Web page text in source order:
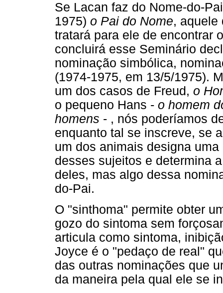
Se Lacan faz do Nome-do-
1975) o Pai do Nome, aquele
tratará para ele de encontrar
concluirá esse Seminário
nominação simbólica,
(1974-1975, em 13/5/1975).
um dos casos de Freud, o
o pequeno Hans - o homem
homens - , nós poderíamos
enquanto tal se inscreve, se
um dos animais designa
desses sujeitos e determina
deles, mas algo dessa
do-Pai.
O "sinthoma" permite obter
gozo do sintoma sem
articula como sintoma,
Joyce é o "pedaço de real"
das outras nominações que
da maneira pela qual ele se